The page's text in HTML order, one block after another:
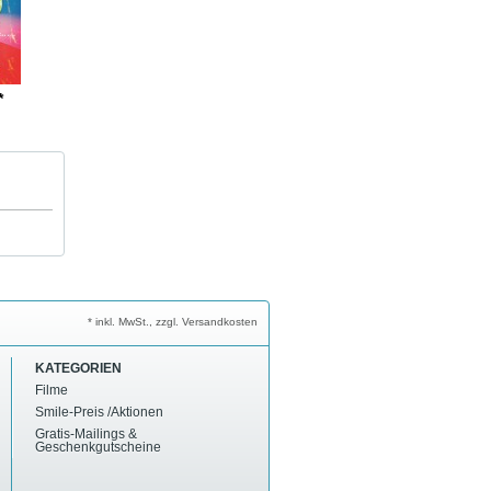
* inkl. MwSt., zzgl. Versandkosten
KATEGORIEN
Filme
Smile-Preis /Aktionen
Gratis-Mailings &
Geschenkgutscheine